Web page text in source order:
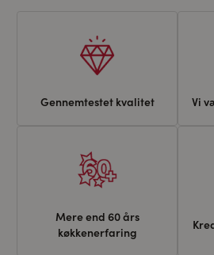
Gennemtestet kvalitet Vi
Mere end 60 års
køkkenerfaring